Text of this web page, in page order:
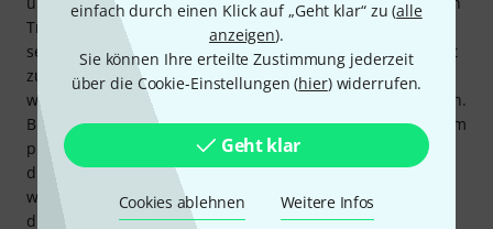
einfach durch einen Klick auf „Geht klar“ zu (alle
anzeigen).
Sie können Ihre erteilte Zustimmung jederzeit
über die Cookie-Einstellungen (hier) widerrufen.
Geht klar
Cookies ablehnen Weitere Infos
Transport mit wenig Platzbedarf verstauen und findet mit
seinem Gesamtgewicht von nicht einmal 25kg bei der Fahrt
zu einem Live-Gig in nahezu jedem Autokofferraum Platz,
wobei die Speaker durch die Taschen gut geschützt werden.
Bluetooth-, Aux- und Cinch-Eingänge lassen das Set auch im
privaten Rahmen als kraftvolle Party-Anlage bestehen. Soll
die Anlage im professionellen Dauerbetrieb eingesetzt
werden, wie etwa auf Messen oder bei Events, sorgen
diverse Schutzschaltungen für Betriebssicherheit. Denn